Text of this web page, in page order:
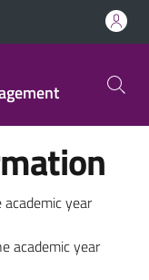
year
academic year